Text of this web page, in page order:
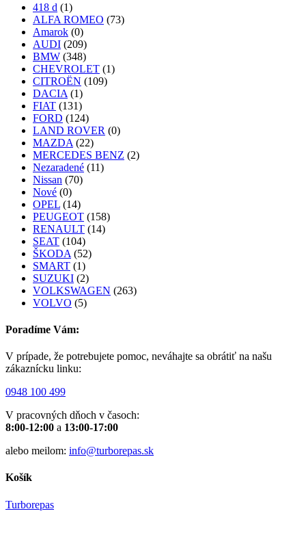
418 d (1)
ALFA ROMEO (73)
Amarok (0)
AUDI (209)
BMW (348)
CHEVROLET (1)
CITROËN (109)
DACIA (1)
FIAT (131)
FORD (124)
LAND ROVER (0)
MAZDA (22)
MERCEDES BENZ (2)
Nezaradené (11)
Nissan (70)
Nové (0)
OPEL (14)
PEUGEOT (158)
RENAULT (14)
SEAT (104)
ŠKODA (52)
SMART (1)
SUZUKI (2)
VOLKSWAGEN (263)
VOLVO (5)
Poradíme Vám:
V prípade, že potrebujete pomoc, neváhajte sa obrátiť na našu
zákaznícku linku:
0948 100 499
V pracovných dňoch v časoch:
8:00-12:00 a 13:00-17:00
alebo meilom: info@turborepas.sk
Košík
Turborepas